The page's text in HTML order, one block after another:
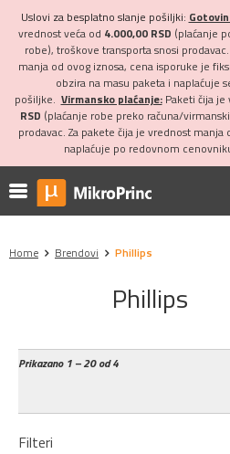
Uslovi za besplatno slanje pošiljki:
vrednost veća od 4.000,00 RSD (plaćanje
robe), troškove transporta snosi
manja od ovog iznosa, cena isporuke je
obzira na masu paketa i naplaćuje
pošiljke. Virmansko plaćanje:Paketi čija je
RSD (plaćanje robe preko računa/
prodavac. Za pakete čija je vrednost manja
naplaćuje po redovnom
Home Brendovi Phillips
Phillips
Prikazano1 – 20 od 4
Filteri